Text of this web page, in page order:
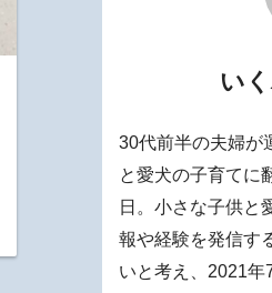
い
30代前半の夫婦が
と愛犬の子育てに
日。小さな子供と
報や経験を発信す
いと考え、2021年